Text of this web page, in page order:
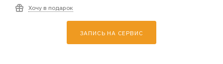
Хочу в подарок
ЗАПИСЬ НА СЕРВИС